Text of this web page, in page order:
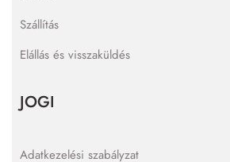
Szállítás
Elállás és visszaküldés
JOGI
Adatkezelési szabályzat